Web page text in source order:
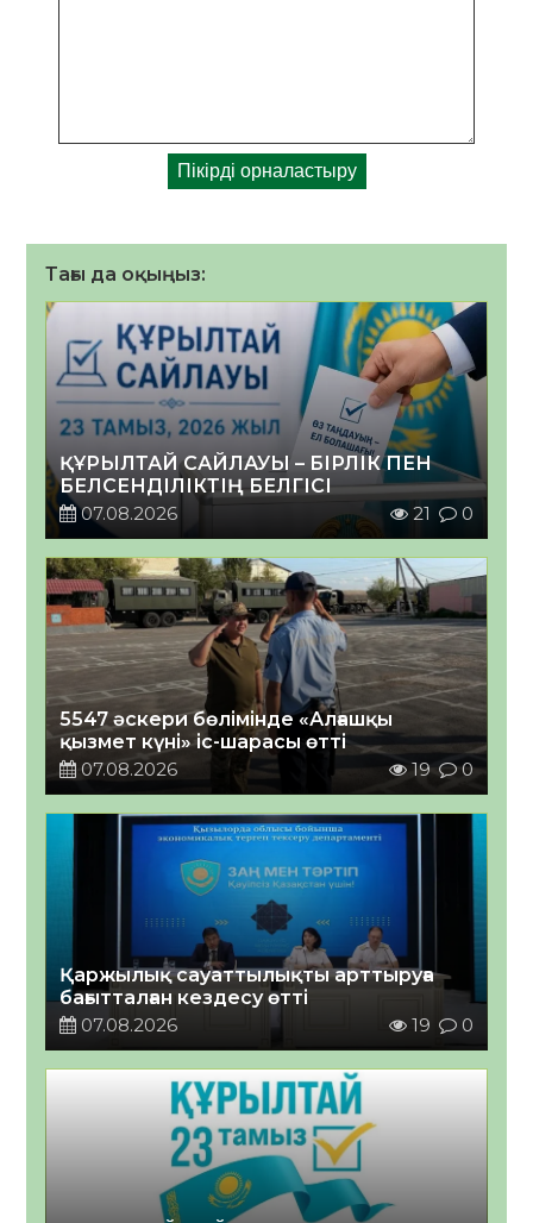
Тағы да оқыңыз:
ҚҰРЫЛТАЙ САЙЛАУЫ – БІРЛІК ПЕН
БЕЛСЕНДІЛІКТІҢ БЕЛГІСІ
07.08.2026
21 0
5547 әскери бөлімінде «Алғашқы
қызмет күні» іс-шарасы өтті
07.08.2026
19 0
Қаржылық сауаттылықты арттыруға
бағытталған кездесу өтті
07.08.2026
19 0